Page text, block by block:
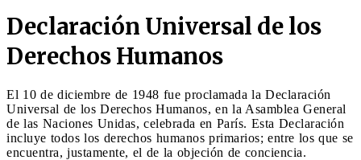
Declaración Universal de los
Derechos Humanos
El 10 de diciembre de 1948 fue proclamada la Declaración
Universal de los Derechos Humanos, en la Asamblea General
de las Naciones Unidas, celebrada en París. Esta Declaración
incluye todos los derechos humanos primarios; entre los que se
encuentra, justamente, el de la objeción de conciencia.